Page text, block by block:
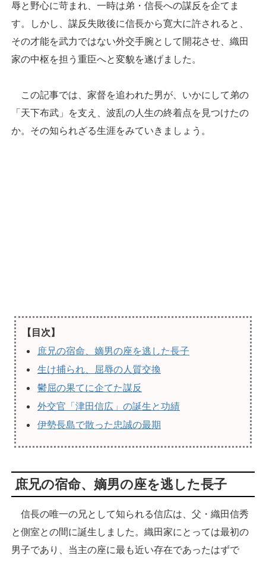
辱と野心に苛まれ、一時は弟・信長への謀反を企てま
す。しかし、謀反失敗後に信長から寛大に許されると、
その才能を武力ではない外交手腕として開花させ、織田
家の中枢を担う重臣へと変貌を遂げました。
この記事では、家督を追われた男が、いかにして弟の
「天下布武」を支え、波乱の人生の終着点を見つけたの
か。その知られざる生涯をみていきましょう。
【目次】
庶兄の宿命、嫡男の座を逃した長子
生け捕られ、屈辱の人質交換
鬱屈の果てに企てた謀反
外交官「津田信広」の誕生と功績
伊勢長島で散った忠誠の最期
庶兄の宿命、嫡男の座を逃した長子
信長の唯一の兄として知られる信広は、父・織田信秀
と側室との間に誕生しました。織田家にとっては最初の
男子であり、当主の座に最も近い存在であったはずで